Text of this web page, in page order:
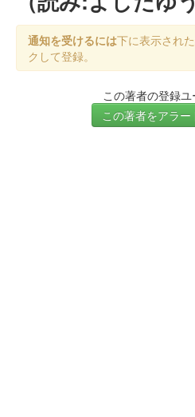
通知を受けるには下に表示され
クして登録。
この著者の登録
この著者をアラ